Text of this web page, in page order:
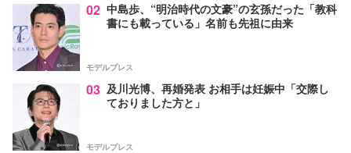
02 中島歩、“明治時代の文豪”の玄孫だった「教科
書にも載っている」名前も先祖に由来
モデルプレス
03 及川光博、再婚発表 お相手は妊娠中「交際し
ておりました方と」
モデルプレス